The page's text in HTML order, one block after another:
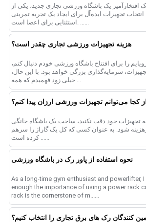
افتخارآمیز یک باشگاه ورزشی تجاری جدید، یکی از
تجهیزات ایده‌آل برای ایجاد یک تجربه تمرینی
استثنایی برای اعضا است. ......
هزینه تجهیزات ورزشی تجاری چقدر است؟
را برای افتتاح باشگاه ورزشی خودم دنبال کنم،
سرمایه‌گذاری بزرگی خواهد بود. با این حال،
خیلی زود فهمیدم که همه ...
از کجا می‌توانم تجهیزات ورزشی ارزان پیدا کنم؟
تجهیزات خود دقت نکنید، ساخت یک باشگاه خانگی
شود. به عنوان کسی که کل یک گاراژ را سرهم
کرده است ......
نحوه استفاده از پاور رک در باشگاه ورزشی
As a long-time gym enthusiast and powerlifter,
enough the importance of using a power rack correctly.
rack is the cornerstone of m......
کنندگان رک های برق تجاری را انتخاب کنیم؟